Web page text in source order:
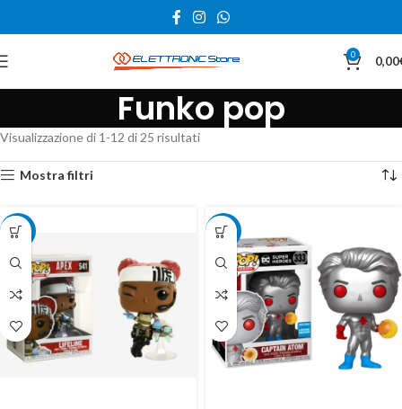
0 0,00
Funko pop
Visualizzazione di 1-12 di 25 risultati
Mostra filtri
-15% -17%